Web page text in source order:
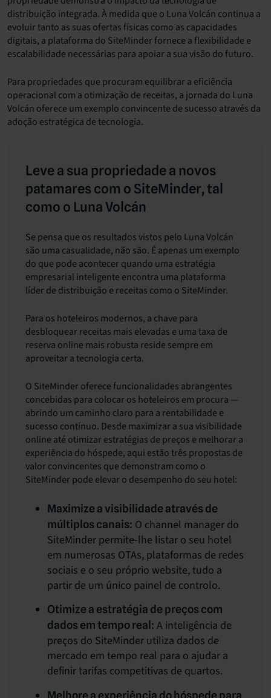
distribuição integrada. À medida que o Luna Volcán continua a
evoluir tanto as suas ofertas físicas como as capacidades
digitais, a plataforma do SiteMinder fornece a flexibilidade e
escalabilidade necessárias para apoiar a sua visão do futuro.
Para propriedades que procuram equilibrar a eficiência
operacional com a otimização de receitas, a jornada do Luna
Volcán oferece um exemplo convincente de sucesso através da
adoção estratégica de tecnologia.
Leve a sua propriedade a novos
patamares com o SiteMinder, tal
como o Luna Volcán
Se pensa que os resultados vistos pelo Luna Volcán
são uma casualidade, não são. É apenas um exemplo
do que pode acontecer quando uma estratégia
empresarial inteligente encontra uma plataforma
líder de distribuição e receitas como o SiteMinder.
Para os hoteleiros modernos, a chave para
desbloquear receitas mais elevadas e uma taxa de
reserva online mais robusta reside sempre em
aproveitar a tecnologia certa.
O SiteMinder oferece funcionalidades abrangentes
concebidas para colocar os hoteleiros em procura —
abrindo um caminho claro para a rentabilidade e
sucesso contínuo. Desde maximizar a sua visibilidade
online até otimizar estratégias de preços e melhorar a
experiência do hóspede, aqui estão três propostas de
valor convincentes que demonstram como o
SiteMinder pode elevar o desempenho do seu hotel:
Maximize a visibilidade através de
múltiplos canais: O channel manager do
SiteMinder permite-lhe listar o seu hotel
em numerosas OTAs, plataformas de redes
sociais e o seu próprio website, tudo a
partir de um único painel de controlo.
Otimize a estratégia de preços com
dados em tempo real: A inteligência de
preços do SiteMinder utiliza dados de
mercado em tempo real para o ajudar a
definir tarifas competitivas de quartos.
Melhore a experiência do hóspede para